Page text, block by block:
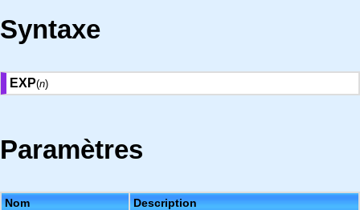
Syntaxe
EXP(n)
Paramètres
Nom Description